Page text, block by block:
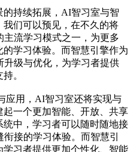
的持续拓展，AI智习室与智
们可以预见，在不久的将
流学习模式之一，为更多
学习体验。而智慧引擎作为
级与优化，为学习者提供
。
应用，AI智习室还将实现与
一个更加智能、开放、共享
中，学习者可以随时随地接
接的学习体验。而智慧引
习者提供更加个性化、智能